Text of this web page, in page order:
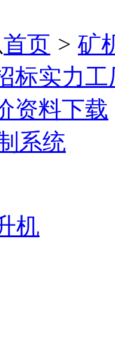
首页 > 矿
标实力工
资料下载
系统
机